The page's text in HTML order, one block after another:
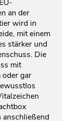
an der
wird in
mit einem
stärker und
Die
mit
oder gar
anschließend